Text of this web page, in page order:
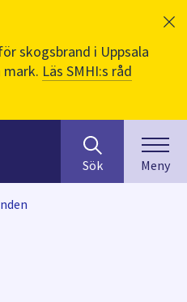
skogsbrand i Uppsala
mark. Läs SMHI:s råd
efter
innehåll
på
Sök Meny